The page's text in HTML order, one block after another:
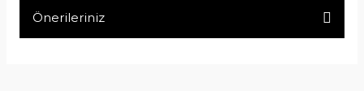
Önerileriniz